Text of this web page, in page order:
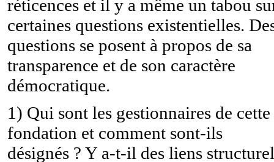
réticences et il y a même un tabou
certaines questions existentielles.
questions se posent à propos de sa
transparence et de son caractère
démocratique.
1) Qui sont les gestionnaires de cette
fondation et comment sont-ils
désignés ? Y a-t-il des liens